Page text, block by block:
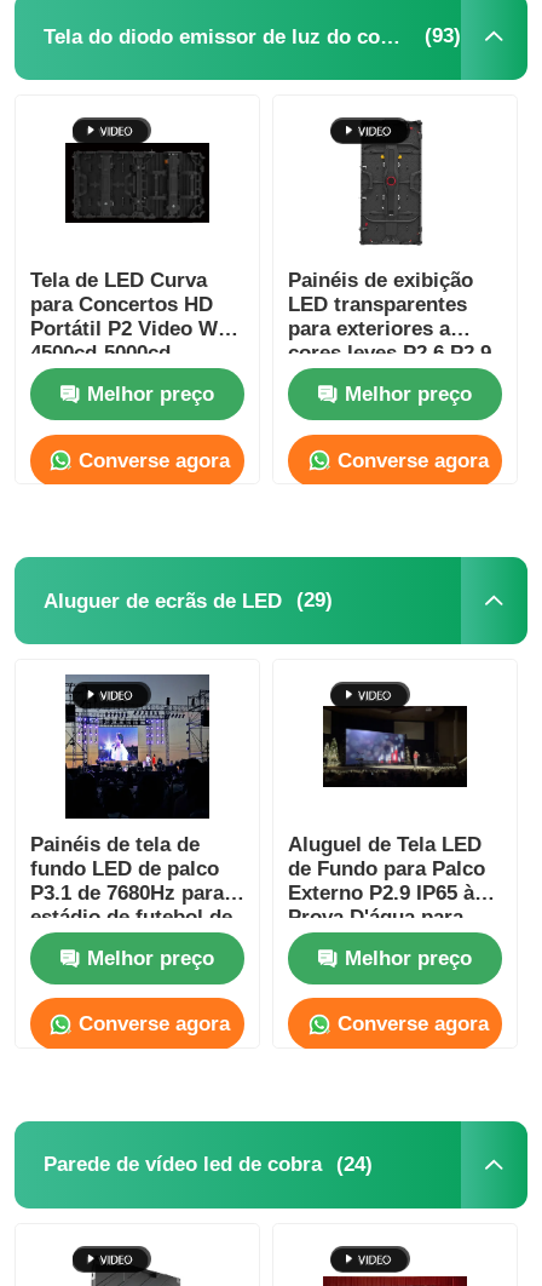
Tela do diodo emissor de luz do concerto (93)
Tela de LED Curva
para Concertos HD
Portátil P2 Video Wall
4500cd-5000cd
Melhor preço
Converse agora
Painéis de exibição
LED transparentes
para exteriores a
cores leves P2.6 P2.9
à prova d'água
personalizados
Melhor preço
Converse agora
Aluguer de ecrãs de LED (29)
Painéis de tela de
fundo LED de palco
P3.1 de 7680Hz para
estádio de futebol de
alta resolução
Melhor preço
Converse agora
Aluguel de Tela LED
de Fundo para Palco
Externo P2.9 IP65 à
Prova D'água para
Concertos
Melhor preço
Converse agora
Parede de vídeo led de cobra (24)